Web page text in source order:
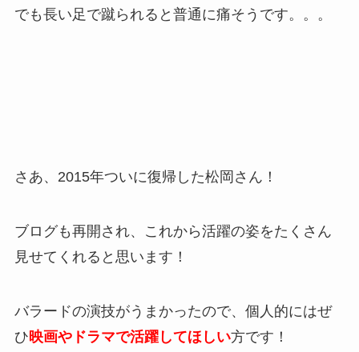
でも長い足で蹴られると普通に痛そうです。。。
さあ、2015年ついに復帰した松岡さん！
ブログも再開され、これから活躍の姿をたくさん
見せてくれると思います！
バラードの演技がうまかったので、個人的にはぜ
ひ映画やドラマで活躍してほしい方です！